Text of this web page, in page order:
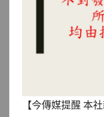
【今傳媒提醒 本